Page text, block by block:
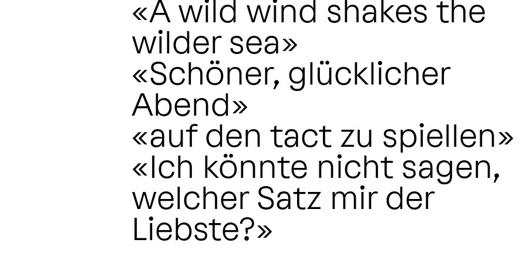
«A wild wind shakes the
wilder sea»
«Schöner, glücklicher
Abend»
«auf den tact zu spiellen»
«Ich könnte nicht sagen,
welcher Satz mir der
Liebste?»